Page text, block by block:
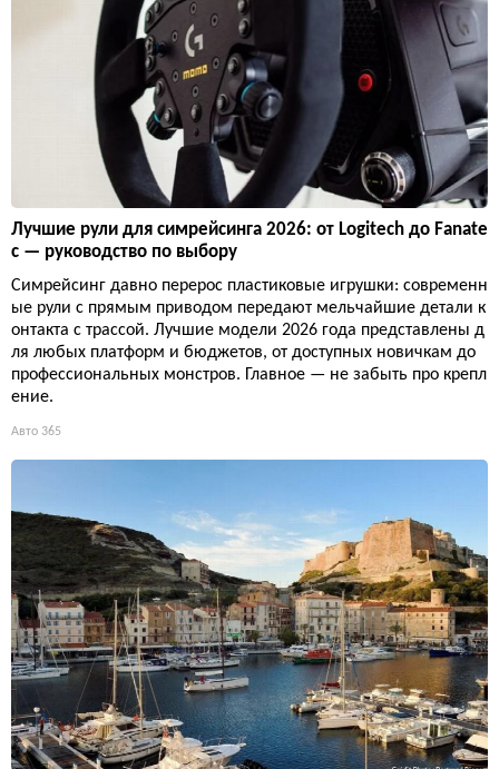
Лучшие рули для симрейсинга 2026: от Logitech до Fanate
c — руководство по выбору
Симрейсинг давно перерос пластиковые игрушки: современн
ые рули с прямым приводом передают мельчайшие детали к
онтакта с трассой. Лучшие модели 2026 года представлены д
ля любых платформ и бюджетов, от доступных новичкам до
профессиональных монстров. Главное — не забыть про крепл
ение.
Авто 365